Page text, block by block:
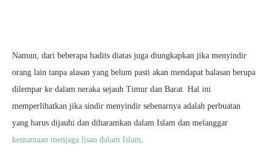
Namun, dari beberapa hadits diatas juga diungkapkan jika menyindir
orang lain tanpa alasan yang belum pasti akan mendapat balasan berupa
dilempar ke dalam neraka sejauh Timur dan Barat. Hal ini
memperlihatkan jika sindir menyindir sebenarnya adalah perbuatan
yang harus dijauhi dan diharamkan dalam Islam dan melanggar
keutamaan menjaga lisan dalam Islam.